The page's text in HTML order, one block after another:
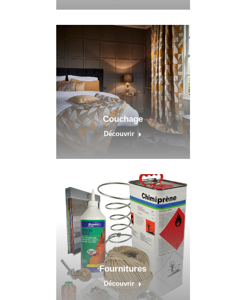
Couchage
Découvrir
Fournitures
Découvrir